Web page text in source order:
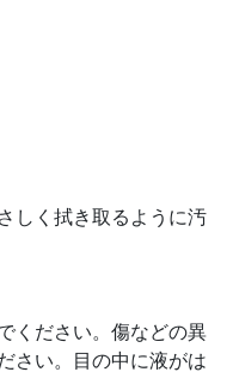
しく拭き取るように汚
ください。傷などの異
さい。目の中に液がは